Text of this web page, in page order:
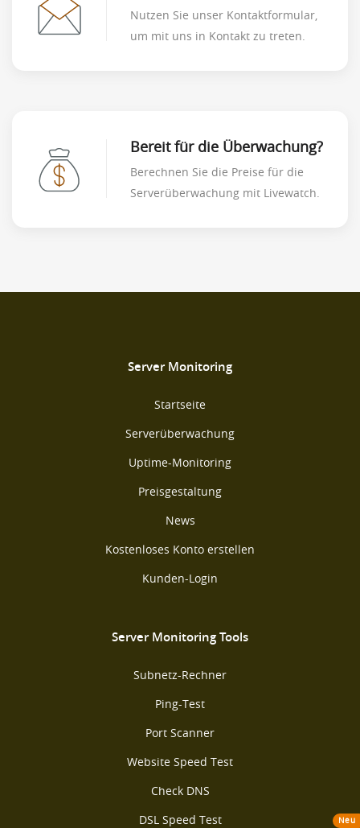
Nutzen Sie unser Kontaktformular,
um mit uns in Kontakt zu treten.
Bereit für die Überwachung?
Berechnen Sie die Preise für die
Serverüberwachung mit Livewatch.
Server Monitoring
Startseite
Serverüberwachung
Uptime-Monitoring
Preisgestaltung
News
Kostenloses Konto erstellen
Kunden-Login
Server Monitoring Tools
Subnetz-Rechner
Ping-Test
Port Scanner
Website Speed Test
Check DNS
DSL Speed Test
Neu